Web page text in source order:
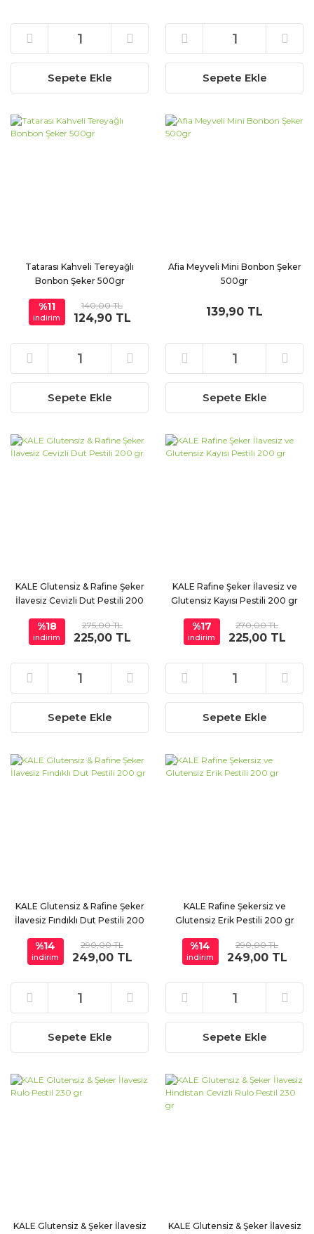
Sepete Ekle Sepete Ekle
Tatarası Kahveli Tereyağlı
Bonbon Şeker 500gr
%11
indirim
140,00 TL
124,90 TL
Sepete Ekle
Afia Meyveli Mini Bonbon Şeker
500gr
139,90 TL
Sepete Ekle
KALE Glutensiz & Rafine Şeker
İlavesiz Cevizli Dut Pestili 200
%18
indirim
275,00 TL
225,00 TL
Sepete Ekle
KALE Rafine Şeker İlavesiz ve
Glutensiz Kayısı Pestili 200 gr
%17
indirim
270,00 TL
225,00 TL
Sepete Ekle
KALE Glutensiz & Rafine Şeker
İlavesiz Fındıklı Dut Pestili 200
%14
indirim
290,00 TL
249,00 TL
Sepete Ekle
KALE Rafine Şekersiz ve
Glutensiz Erik Pestili 200 gr
%14
indirim
290,00 TL
249,00 TL
Sepete Ekle
KALE Glutensiz & Şeker İlavesiz
KALE Glutensiz & Şeker İlavesiz